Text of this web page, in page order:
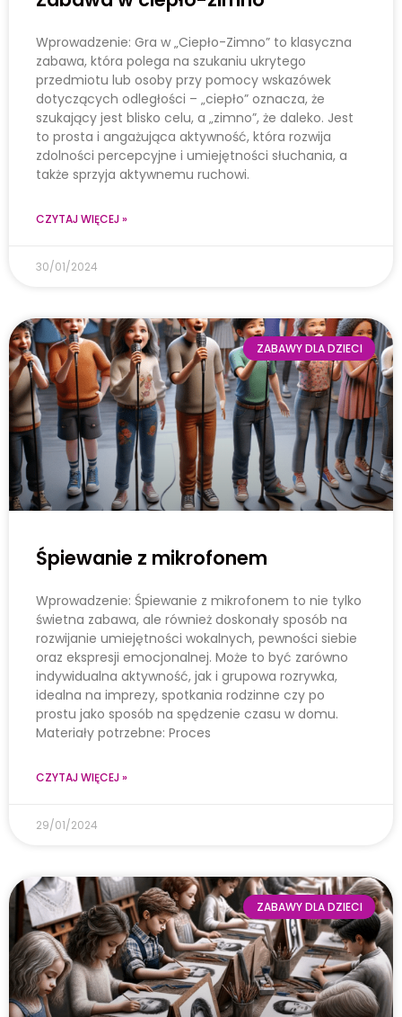
Wprowadzenie: Gra w „Ciepło-Zimno” to klasyczna
zabawa, która polega na szukaniu ukrytego
przedmiotu lub osoby przy pomocy wskazówek
dotyczących odległości – „ciepło” oznacza, że
szukający jest blisko celu, a „zimno”, że daleko. Jest
to prosta i angażująca aktywność, która rozwija
zdolności percepcyjne i umiejętności słuchania, a
także sprzyja aktywnemu ruchowi.
CZYTAJ WIĘCEJ »
30/01/2024
ZABAWY DLA DZIECI
Śpiewanie z mikrofonem
Wprowadzenie: Śpiewanie z mikrofonem to nie tylko
świetna zabawa, ale również doskonały sposób na
rozwijanie umiejętności wokalnych, pewności siebie
oraz ekspresji emocjonalnej. Może to być zarówno
indywidualna aktywność, jak i grupowa rozrywka,
idealna na imprezy, spotkania rodzinne czy po
prostu jako sposób na spędzenie czasu w domu.
Materiały potrzebne: Proces
CZYTAJ WIĘCEJ »
29/01/2024
ZABAWY DLA DZIECI